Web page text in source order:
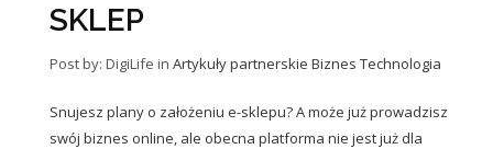
SKLEP
Post by: DigiLife in Artykuły partnerskie Biznes Technologia
Snujesz plany o założeniu e-sklepu? A może już prowadzisz
swój biznes online, ale obecna platforma nie jest już dla